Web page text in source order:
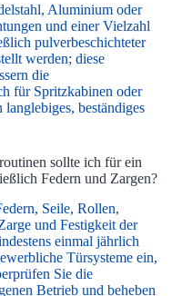
Aluminium oder
und einer Vielzahl
pulverbeschichteter
werden; diese
die
für Spritzkabinen oder
beständiges
sollte ich für ein
Federn und Zargen?
Seile, Rollen,
und Festigkeit der
einmal jährlich
Türsysteme ein,
Sie die
Betrieb und beheben